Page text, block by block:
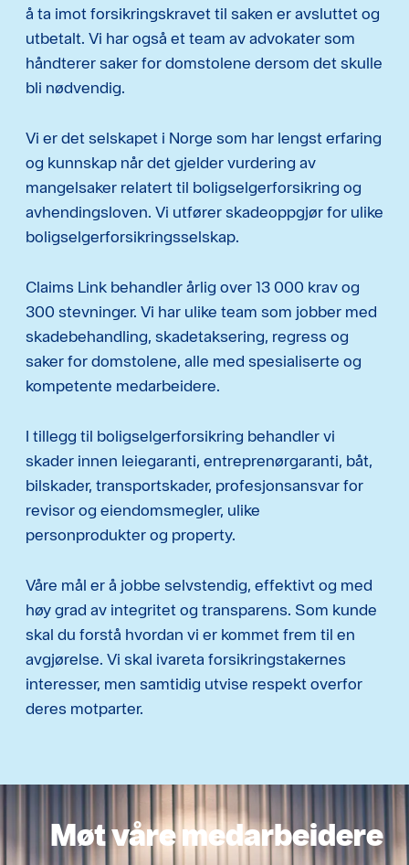
å ta imot forsikringskravet til saken er avsluttet og
utbetalt. Vi har også et team av advokater som
håndterer saker for domstolene dersom det skulle
bli nødvendig.
Vi er det selskapet i Norge som har lengst erfaring
og kunnskap når det gjelder vurdering av
mangelsaker relatert til boligselgerforsikring og
avhendingsloven. Vi utfører skadeoppgjør for ulike
boligselgerforsikringsselskap.
Claims Link behandler årlig over 13 000 krav og
300 stevninger. Vi har ulike team som jobber med
skadebehandling, skadetaksering, regress og
saker for domstolene, alle med spesialiserte og
kompetente medarbeidere.
I tillegg til boligselgerforsikring behandler vi
skader innen leiegaranti, entreprenørgaranti, båt,
bilskader, transportskader, profesjonsansvar for
revisor og eiendomsmegler, ulike
personprodukter og property.
Våre mål er å jobbe selvstendig, effektivt og med
høy grad av integritet og transparens. Som kunde
skal du forstå hvordan vi er kommet frem til en
avgjørelse. Vi skal ivareta forsikringstakernes
interesser, men samtidig utvise respekt overfor
deres motparter.
Møt våre medarbeidere